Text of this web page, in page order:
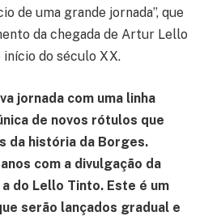
de uma grande jornada”, que
da chegada de Artur Lello
início do século XX.
jornada com uma linha
de novos rótulos que
da história da Borges.
com a divulgação da
do Lello Tinto. Este é um
serão lançados gradual e